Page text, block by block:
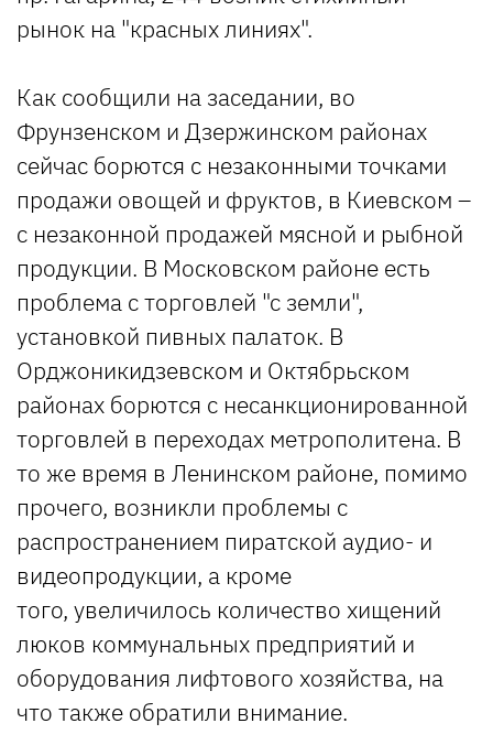
рынок на "красных линиях".
Как сообщили на заседании, во
Фрунзенском и Дзержинском районах
сейчас борются с незаконными точками
продажи овощей и фруктов, в Киевском –
с незаконной продажей мясной и рыбной
продукции. В Московском районе есть
проблема с торговлей "с земли",
установкой пивных палаток. В
Орджоникидзевском и Октябрьском
районах борются с несанкционированной
торговлей в переходах метрополитена. В
то же время в Ленинском районе, помимо
прочего, возникли проблемы с
распространением пиратской аудио- и
видеопродукции, а кроме
того, увеличилось количество хищений
люков коммунальных предприятий и
оборудования лифтового хозяйства, на
что также обратили внимание.